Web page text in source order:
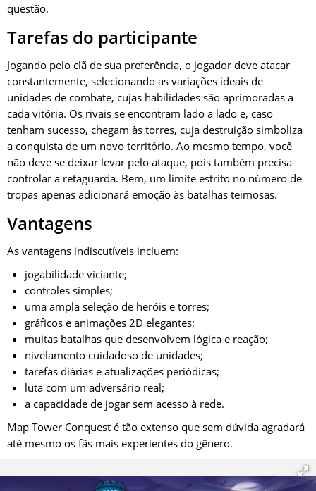
questão.
Tarefas do participante
Jogando pelo clã de sua preferência, o jogador deve atacar
constantemente, selecionando as variações ideais de
unidades de combate, cujas habilidades são aprimoradas a
cada vitória. Os rivais se encontram lado a lado e, caso
tenham sucesso, chegam às torres, cuja destruição simboliza
a conquista de um novo território. Ao mesmo tempo, você
não deve se deixar levar pelo ataque, pois também precisa
controlar a retaguarda. Bem, um limite estrito no número de
tropas apenas adicionará emoção às batalhas teimosas.
Vantagens
As vantagens indiscutíveis incluem:
jogabilidade viciante;
controles simples;
uma ampla seleção de heróis e torres;
gráficos e animações 2D elegantes;
muitas batalhas que desenvolvem lógica e reação;
nivelamento cuidadoso de unidades;
tarefas diárias e atualizações periódicas;
luta com um adversário real;
a capacidade de jogar sem acesso à rede.
Map Tower Conquest é tão extenso que sem dúvida agradará
até mesmo os fãs mais experientes do gênero.